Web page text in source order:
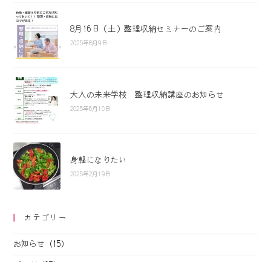
8月16日（土）整理収納セミナーのご案内
2025年8月9日
大人の未来学校 整理収納講座のお知らせ
2025年6月10日
身軽になりたい
2025年2月19日
カテゴリー
お知らせ (15)